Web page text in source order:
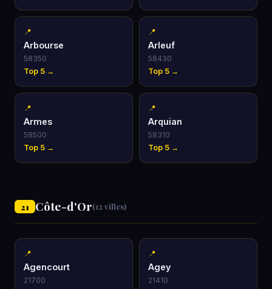
📍
Arbourse
58350
Top 5 →
📍
Arleuf
58430
Top 5 →
📍
Armes
58500
Top 5 →
📍
Arquian
58310
Top 5 →
21 Côte-d'Or(12 villes)
📍
Agencourt
21700
📍
Agey
21410